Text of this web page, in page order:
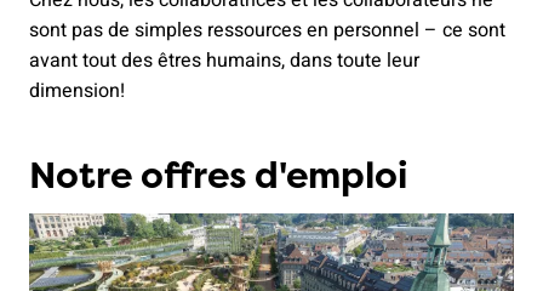
sont pas de simples ressources en personnel – ce sont
avant tout des êtres humains, dans toute leur
dimension!
Notre offres d'emploi